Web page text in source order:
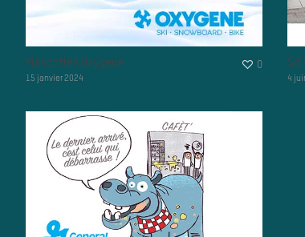
Mascottes Oxygene
15 janvier 2024
0
4